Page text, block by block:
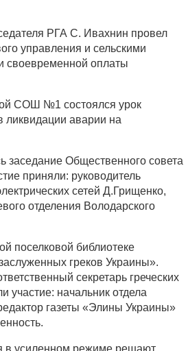
РГА С. Ивахнин провел
управления и сельскими
своевременной оплаты
СОШ №1 состоялся урок
ликвидации аварии на
заседание Общественного совета
приняли: руководитель
сетей Д.Грищенко,
отделения Володарского
поселковой библиотеке
греков Украины».
секретарь греческих
участие: начальник отдела
газеты «Элины Украины»
в усиленном режиме решают